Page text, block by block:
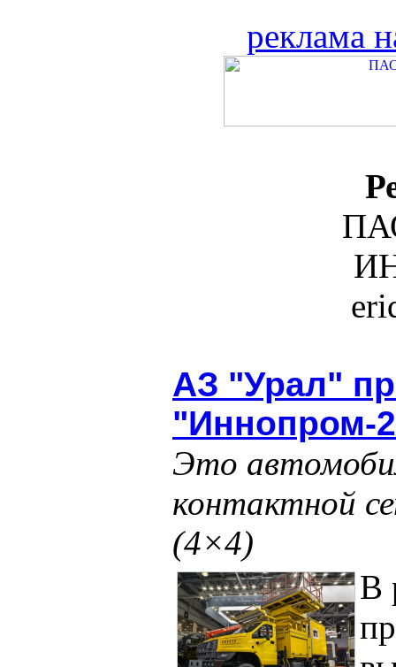
реклама
АЗ "Урал"
"Иннопром-
Это
контактной
(4×4)
В